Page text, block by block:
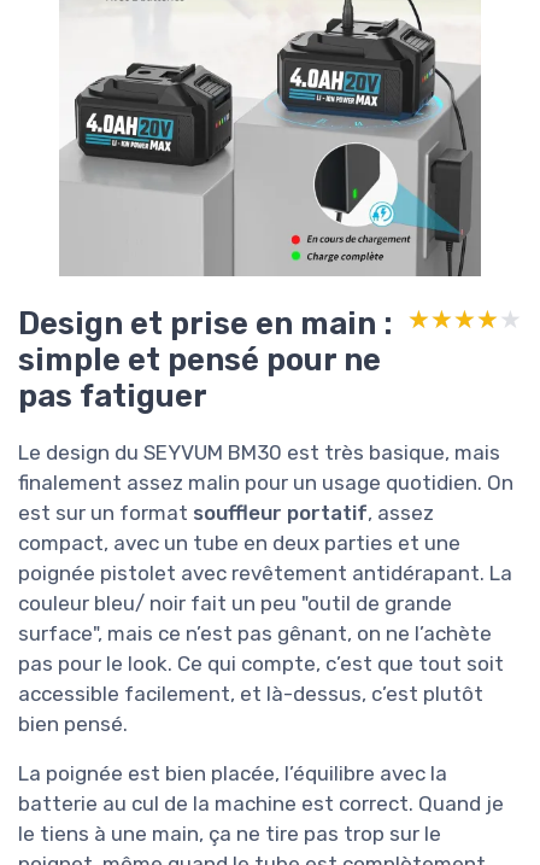
Design et prise en main :
simple et pensé pour ne
pas fatiguer
★★★★★
★★★★★
Le design du SEYVUM BM30 est très basique, mais
finalement assez malin pour un usage quotidien. On
est sur un format souffleur portatif, assez
compact, avec un tube en deux parties et une
poignée pistolet avec revêtement antidérapant. La
couleur bleu/ noir fait un peu "outil de grande
surface", mais ce n’est pas gênant, on ne l’achète
pas pour le look. Ce qui compte, c’est que tout soit
accessible facilement, et là-dessus, c’est plutôt
bien pensé.
La poignée est bien placée, l’équilibre avec la
batterie au cul de la machine est correct. Quand je
le tiens à une main, ça ne tire pas trop sur le